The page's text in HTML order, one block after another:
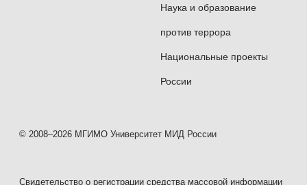
Наука и образование
против террора
Национальные проекты
России
© 2008–2026 МГИМО Университет МИД России
Свидетельство о регистрации средства массовой информации